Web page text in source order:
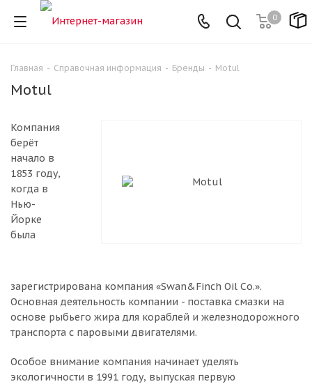
0
Главная - Справочная информация - Бренды - Motul
Motul
Компания
берёт
начало в
1853 году,
когда в
Нью-
Йорке
была
зарегистрирована компания «Swan&Finch Oil Co.».
Основная деятельность компании - поставка смазки на
основе рыбьего жира для кораблей и железнодорожного
транспорта с паровыми двигателями.
Особое внимание компания начинает уделять
экологичности в 1991 году, выпуская первую